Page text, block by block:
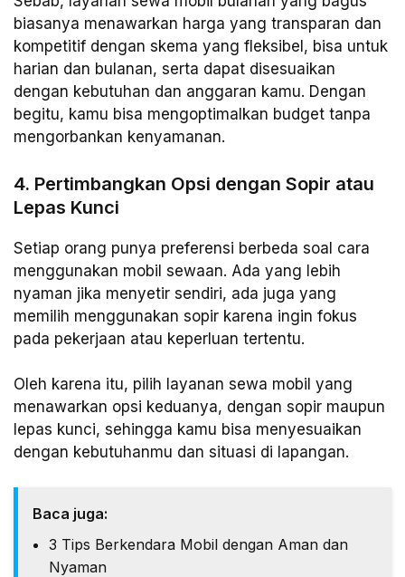
biasanya menawarkan harga yang transparan dan
kompetitif dengan skema yang fleksibel, bisa untuk
harian dan bulanan, serta dapat disesuaikan
dengan kebutuhan dan anggaran kamu. Dengan
begitu, kamu bisa mengoptimalkan budget tanpa
mengorbankan kenyamanan.
4. Pertimbangkan Opsi dengan Sopir atau
Lepas Kunci
Setiap orang punya preferensi berbeda soal cara
menggunakan mobil sewaan. Ada yang lebih
nyaman jika menyetir sendiri, ada juga yang
memilih menggunakan sopir karena ingin fokus
pada pekerjaan atau keperluan tertentu.
Oleh karena itu, pilih layanan sewa mobil yang
menawarkan opsi keduanya, dengan sopir maupun
lepas kunci, sehingga kamu bisa menyesuaikan
dengan kebutuhanmu dan situasi di lapangan.
Baca juga:
3 Tips Berkendara Mobil dengan Aman dan
Nyaman